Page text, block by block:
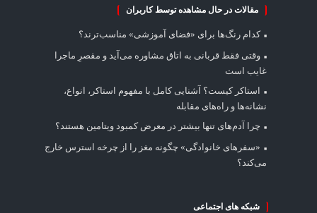
مقالات در حال مشاهده توسط کاربران
کدام رنگ‌ها برای «فضای آموزشی» مناسب‌ترند؟
وقتی فقط قربانی به اتاق مشاوره می‌آید و مقصرِ ماجرا
غایب است
استاکر کیست؟ آشنایی کامل با مفهوم استاکر، انواع،
نشانه‌ها و راه‌های مقابله
چرا آدم‌های تنها بیشتر در معرض کمبود ویتامین هستند؟
«سفرهای خانوادگی» چگونه مغز را از چرخه استرس خارج
می‌کند؟
شبکه های اجتماعی